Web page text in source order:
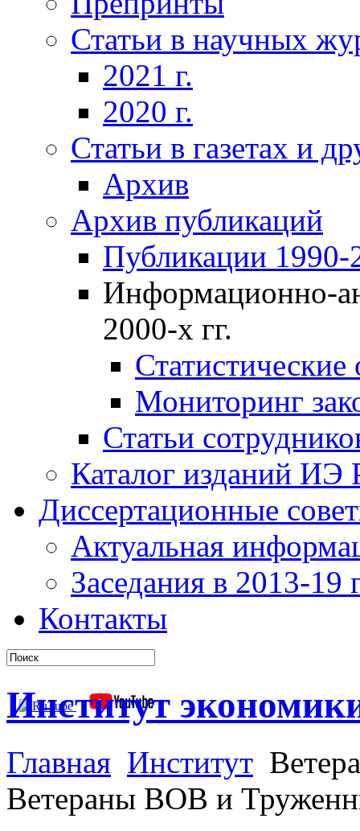
Статьи в научных
2021 г.
2020 г.
Статьи в газетах и
Архив
Архив публикаций
Публикации 1990-
Информационно-
2000-х гг.
Мониторинг
Статьи
Каталог изданий ИЭ
Диссертационные
Актуальная
Заседания в 2013-19
Контакты
Институт
Главная Институт
Ветераны ВОВ и